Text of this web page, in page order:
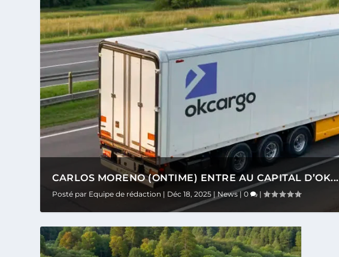
CARLOS MORENO (ONTIME) ENTRE AU CAPITAL D’OK...
Posté par Equipe de rédaction | Déc 18, 2025 |News|0 |